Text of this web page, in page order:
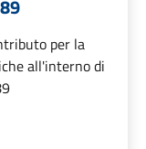
per la
all'interno di